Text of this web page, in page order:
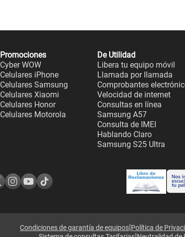
Promociones
Cyber WOW
Celulares iPhone
Celulares Samsung
Celulares Xiaomi
Celulares Honor
Celulares Motorola
De Utilidad
Libera tu equipo móvil
Llamada por llamada
Comprobantes
Velocidad de internet
Consultas en línea
Samsung A57
Consulta de IMEI
Hablando Claro
Samsung S25 Ultra
Condiciones de garantía de equipos|Política de